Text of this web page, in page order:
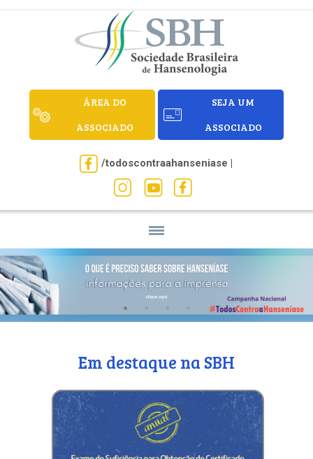
ÁREA DO
ASSOCIADO
SEJA UM
ASSOCIADO
/todoscontraahanseniase |
Em destaque na SBH